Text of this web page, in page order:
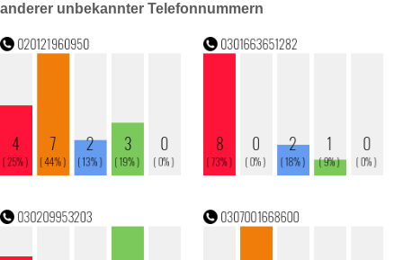
anderer unbekannter Telefonnummern